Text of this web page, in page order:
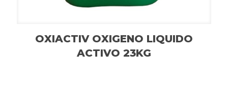
OXIACTIV OXIGENO LIQUIDO
ACTIVO 23KG